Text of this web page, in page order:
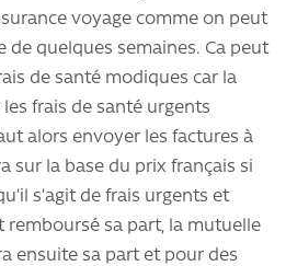
voyage comme on peut
de quelques semaines. Ca peut
de santé modiques car la
les frais de santé urgents
alors envoyer les factures à
sur la base du prix français si
s’agit de frais urgents et
remboursé sa part, la mutuelle
ensuite sa part et pour des